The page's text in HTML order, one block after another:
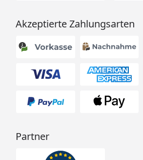
Akzeptierte Zahlungsarten
Partner